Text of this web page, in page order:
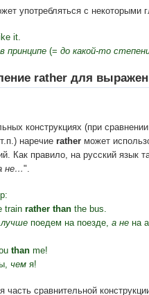
употребляться с некоторыми
it.
в принципе (= до какой-то
rather для
конструкциях (при
наречие rather может
Как правило, на русский язык
не…".
train rather than the bus.
лучше поедем на поезде, а не на
than me!
чем я!
часть сравнительной